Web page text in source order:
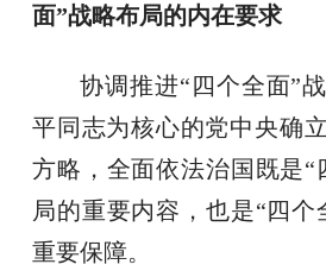
面”战略布局的内在要求
协调推进“四个全面”
平同志为核心的党中央确
方略，全面依法治国既是“
局的重要内容，也是“四个
重要保障。